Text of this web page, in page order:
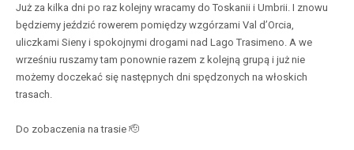
Już za kilka dni po raz kolejny wracamy do Toskanii i Umbrii. I znowu
będziemy jeździć rowerem pomiędzy wzgórzami Val d’Orcia,
uliczkami Sieny i spokojnymi drogami nad Lago Trasimeno. A we
wrześniu ruszamy tam ponownie razem z kolejną grupą i już nie
możemy doczekać się następnych dni spędzonych na włoskich
trasach.
Do zobaczenia na trasie 🫡